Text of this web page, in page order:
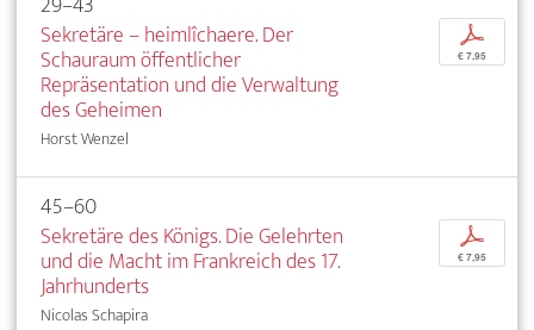
Sekretäre – heimlîchaere. Der
Schauraum öffentlicher
Repräsentation und die Verwaltung
des Geheimen
Horst Wenzel
p
€ 7,95
45–60
Sekretäre des Königs. Die Gelehrten
und die Macht im Frankreich des 17.
Jahrhunderts
Nicolas Schapira
p
€ 7,95